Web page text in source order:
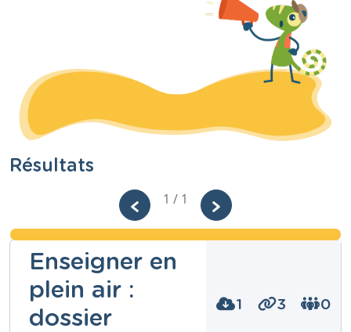
Résultats
1 / 1
Enseigner en
plein air :
dossier
1 3 0